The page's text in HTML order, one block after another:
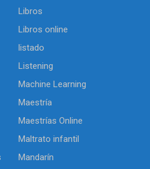
Libros
Libros online
listado
Listening
Machine Learning
Maestría
Maestrías Online
Maltrato infantil
Mandarín